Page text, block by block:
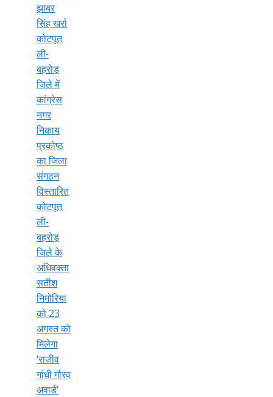
झाबर
सिंह खर्रा
कोटपूत
ली-
बहरोड़
जिले में
कांग्रेस
नगर
निकाय
प्रकोष्ठ
का जिला
संगठन
विस्तारित
कोटपूत
ली-
बहरोड़
जिले के
अधिवक्ता
सतीश
निमोरिया
को 23
अगस्त को
मिलेगा
‘राजीव
गांधी गौरव
अवार्ड’